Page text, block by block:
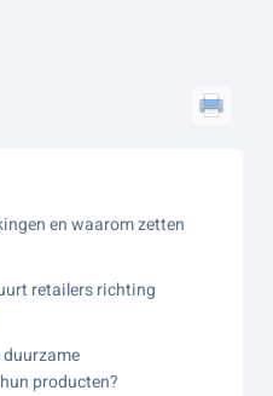
en waarom zetten
retailers richting
duurzame
producten?